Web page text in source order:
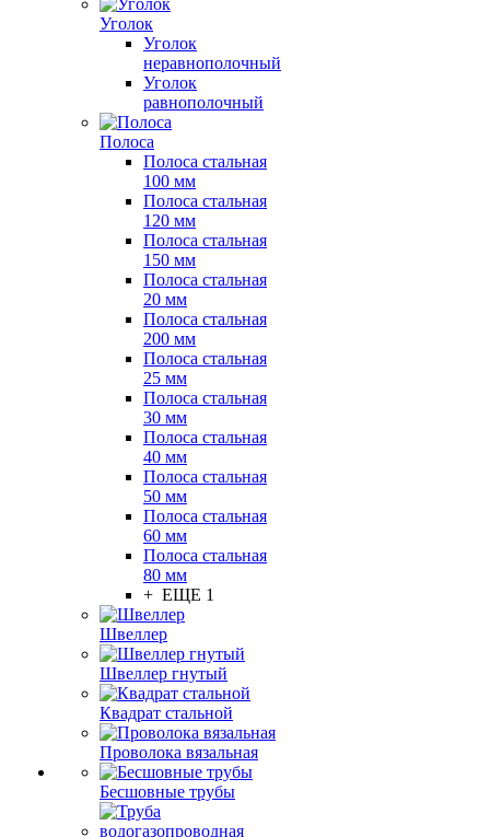
Уголок
Уголок
неравнополочный
Уголок
равнополочный
Полоса
Полоса стальная
100 мм
Полоса стальная
120 мм
Полоса стальная
150 мм
Полоса стальная
20 мм
Полоса стальная
200 мм
Полоса стальная
25 мм
Полоса стальная
30 мм
Полоса стальная
40 мм
Полоса стальная
50 мм
Полоса стальная
60 мм
Полоса стальная
80 мм
+ ЕЩЕ 1
Швеллер
Швеллер гнутый
Квадрат стальной
Проволока вязальная
Бесшовные трубы